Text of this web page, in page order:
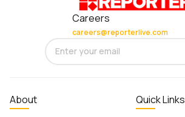
Careers
careers@reporterlive.com
About Quick Links